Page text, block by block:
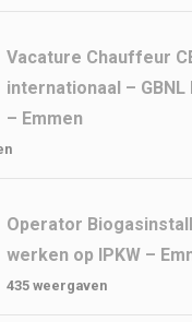
Vacature Chauffeur
internationaal –
– Emmen
Operator
werken op IPKW –
435 weergaven